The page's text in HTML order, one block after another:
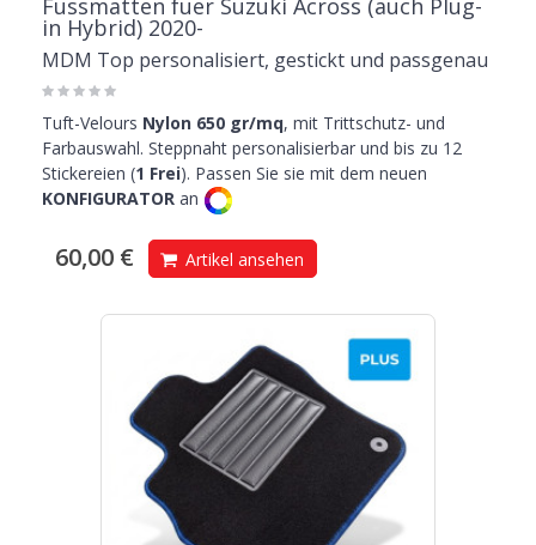
Fussmatten fuer Suzuki Across (auch Plug-
in Hybrid) 2020-
MDM Top personalisiert, gestickt und passgenau
Tuft-Velours Nylon 650 gr/mq, mit Trittschutz- und
Farbauswahl. Steppnaht personalisierbar und bis zu 12
Stickereien (1 Frei). Passen Sie sie mit dem neuen
KONFIGURATOR an
60,00 € Artikel ansehen